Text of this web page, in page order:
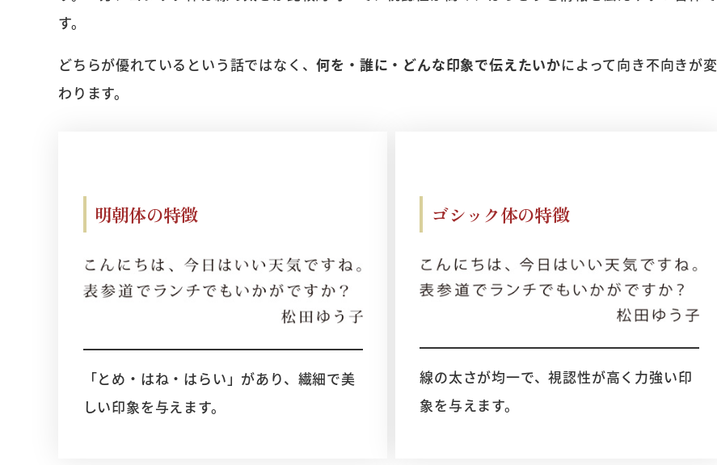
す。
どちらが優れているという話ではなく、何を・誰に・どんな印象で伝えたいかによって向き不向きが変
わります。
明朝体の特徴
「とめ・はね・はらい」があり、繊細で美
しい印象を与えます。
ゴシック体の特徴
線の太さが均一で、視認性が高く力強い印
象を与えます。